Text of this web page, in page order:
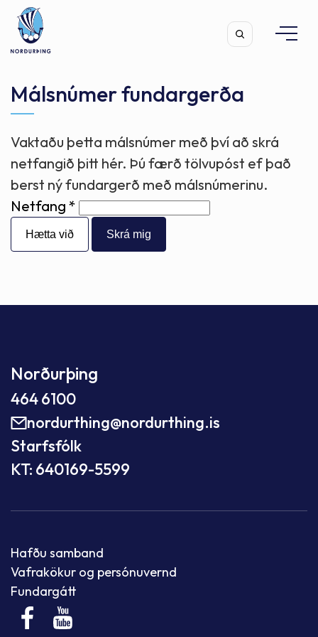
Leita
Málsnúmer fundargerða
Vaktaðu þetta málsnúmer með því að skrá
netfangið þitt hér. Þú færð tölvupóst ef það
berst ný fundargerð með málsnúmerinu.
Netfang
Hætta við
Norðurþing
464 6100
nordurthing@nordurthing.is
Starfsfólk
KT: 640169-5599
Hafðu samband
Vafrakökur og persónuvernd
Fundargátt